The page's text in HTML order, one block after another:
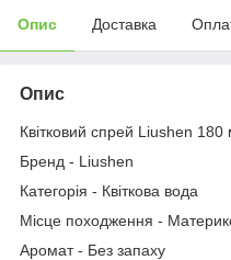
Опис Доставка
Опис
Квітковий спрей Liushen 180
Бренд - Liushen
Категорія - Квіткова вода
Місце походження -
Аромат - Без запаху